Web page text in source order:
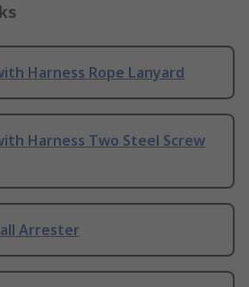
Harness Rope Lanyard
Harness Two Steel Screw
Arrester